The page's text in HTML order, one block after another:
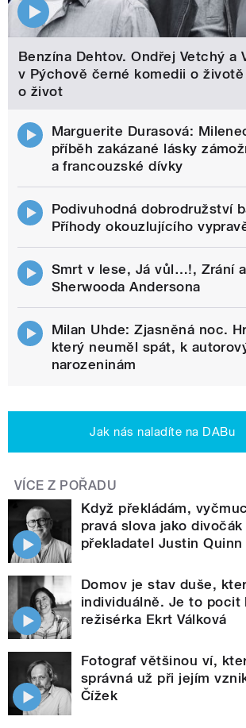
Benzína Dehtov. Ondřej Vetchý a
v Pýchově černé komedii o
o život
Marguerite Durasová:
příběh zakázané lásky
a francouzské dívky
Podivuhodná dobrodružství
Příhody okouzlujícího
Smrt v lese, Já vůl…!, Zrání
Sherwooda Andersona
Milan Uhde: Zjasněná noc.
který neuměl spát, k
narozeninám
Jak nás naladíte na DABu
VÍCE Z POŘADU
Když překládám,
pravá slova jako
překladatel Justin Quinn
Domov je stav duše,
individuálně. Je to pocit
režisérka Ekrt Válková
Fotograf většinou ví,
správná už při jejím
Čížek